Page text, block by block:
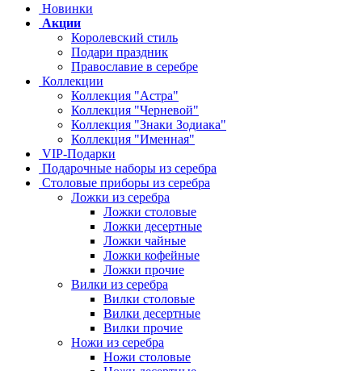
Новинки
Акции
Королевский стиль
Подари праздник
Православие в серебре
Коллекции
Коллекция "Астра"
Коллекция "Черневой"
Коллекция "Знаки Зодиака"
Коллекция "Именная"
VIP-Подарки
Подарочные наборы из серебра
Столовые приборы из серебра
Ложки из серебра
Ложки столовые
Ложки десертные
Ложки чайные
Ложки кофейные
Ложки прочие
Вилки из серебра
Вилки столовые
Вилки десертные
Вилки прочие
Ножи из серебра
Ножи столовые